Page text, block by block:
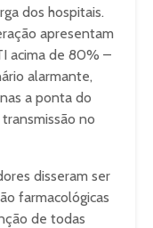
dos hospitais.
apresentam
acima de 80% –
alarmante,
a ponta do
no
disseram ser
farmacológicas
de todas